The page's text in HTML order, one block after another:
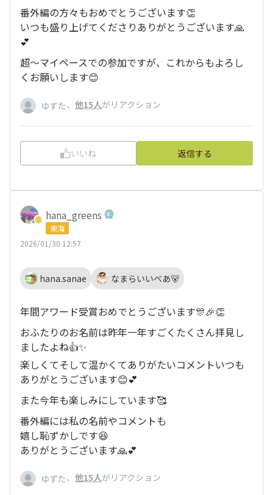
番外編の方々もおめでとうございます👏
いつも盛り上げてくださりありがとうございます🙏
💕
超～マイペースでの参加ですが、これからもよろし
くお願いします😊
ゆずた、 他15人がリアクション
いいね 返信する
hana_greens
東海
2026/01/30 12:57
hana.sanae なまらいいべあ🐻
年間アワード受賞おめでとうございます🎊🎉👏
おふたりのお名前は昨年一年すごくたくさん拝見し
ましたよね👍✨
楽しくてそして温かくてありがたいコメントいつも
ありがとうございます😊💕
また今年も楽しみにしています🥰
番外編には私の名前やコメントも
嬉し恥ずかしです😆
ありがとうございます🙏💕
ゆずた、 他15人がリアクション